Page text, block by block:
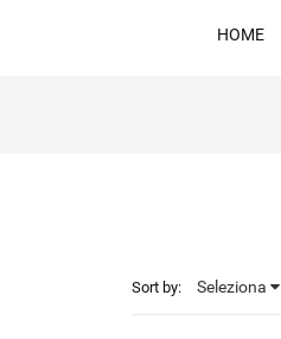
HOME
Sort by: Seleziona